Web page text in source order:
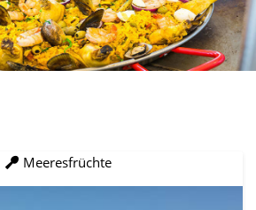
Meeresfrüchte